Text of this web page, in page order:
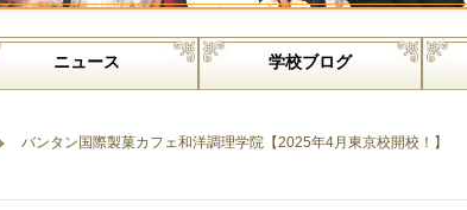
ニュース 学校ブログ
バンタン国際製菓カフェ和洋調理学院【2025年4月東京校開校！】